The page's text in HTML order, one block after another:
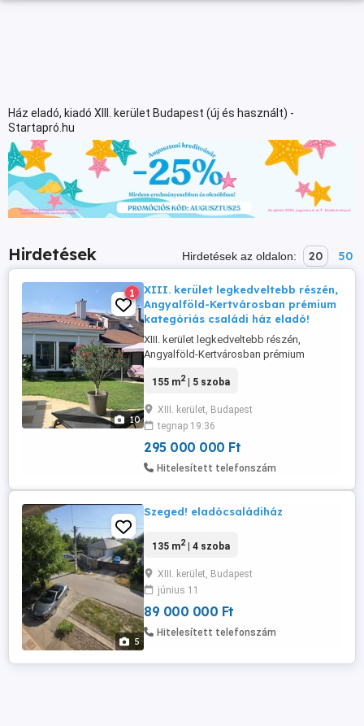
Ház eladó, kiadó XIII. kerület Budapest (új és használt) -
Startapró.hu
Hirdetések Hirdetések az oldalon: 20 50
10
1
XIII. kerület legkedveltebb részén,
Angyalföld-Kertvárosban prémium
kategóriás családi ház eladó!
XIII. kerület legkedveltebb részén,
Angyalföld-Kertvárosban prémium
Budapest XIII. kerületének csendes,
Kertvárosban kínálunk megvételre egy
kiváló adottságokkal rendelkező, 2021-
ben teljeskörűen és igényesen felújított,
155 m2| 5 szoba
XIII. kerület, Budapest
tegnap 19:36
295 000 000 Ft
Hitelesített telefonszám
5
Szeged! eladócsaládiház
135 m2| 4 szoba
XIII. kerület, Budapest
június 11
89 000 000 Ft
Hitelesített telefonszám